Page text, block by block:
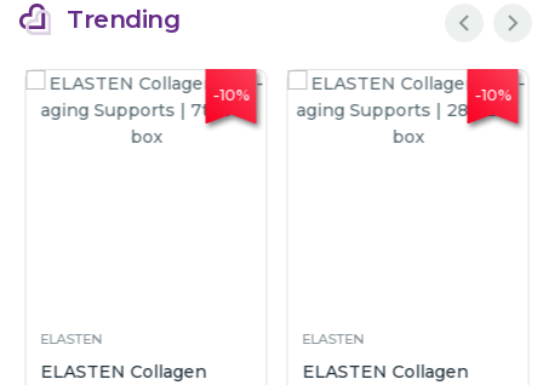
Trending
-10%
ELASTEN
ELASTEN Collagen
-10%
ELASTEN
ELASTEN Collagen